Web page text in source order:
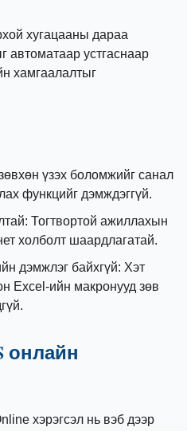
хугацааны дараа
автоматаар устгаснаар
хамгаалалтыг
үзэх боломжийг санал
функцийг дэмждэггүй.
Тогтвортой ажиллахын
холболт шаардлагатай.
дэмжлэг байхгүй: Хэт
Excel-ийн макронууд зөв
онлайн
хэрэгсэл нь вэб дээр